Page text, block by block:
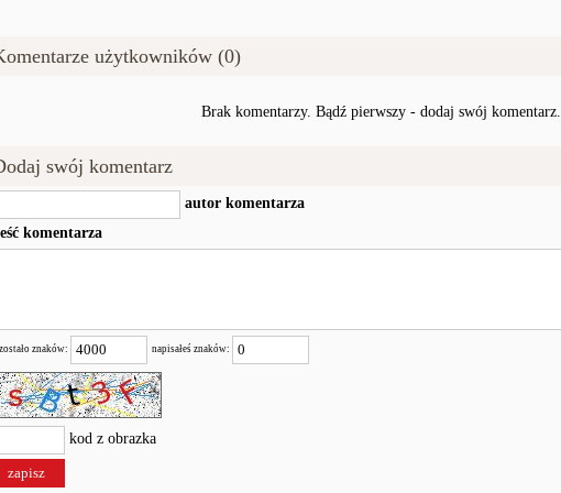
użytkowników (0)
Brak komentarzy. Bądź pierwszy - dodaj swój komentarz.
swój komentarz
autor komentarza
komentarza
znaków: napisałeś znaków:
kod z obrazka